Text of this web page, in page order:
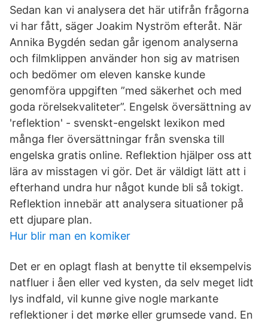
Sedan kan vi analysera det här utifrån frågorna
vi har fått, säger Joakim Nyström efteråt. När
Annika Bygdén sedan går igenom analyserna
och filmklippen använder hon sig av matrisen
och bedömer om eleven kanske kunde
genomföra uppgiften ”med säkerhet och med
goda rörelsekvaliteter”. Engelsk översättning av
'reflektion' - svenskt-engelskt lexikon med
många fler översättningar från svenska till
engelska gratis online. Reflektion hjälper oss att
lära av misstagen vi gör. Det är väldigt lätt att i
efterhand undra hur något kunde bli så tokigt.
Reflektion innebär att analysera situationer på
ett djupare plan.
Hur blir man en komiker
Det er en oplagt flash at benytte til eksempelvis
natfluer i åen eller ved kysten, da selv meget lidt
lys indfald, vil kunne give nogle markante
reflektioner i det mørke eller grumsede vand. En